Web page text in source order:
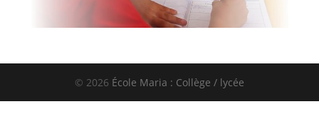
© 2026 École Maria : Collège / lycée